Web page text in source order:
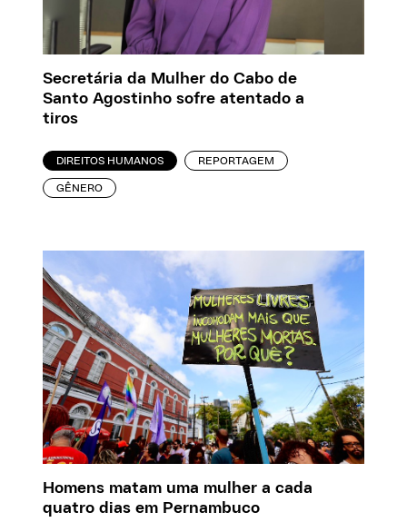
Secretária da Mulher do Cabo de
Santo Agostinho sofre atentado a
tiros
DIREITOS HUMANOS REPORTAGEM
GÊNERO
Homens matam uma mulher a cada
quatro dias em Pernambuco